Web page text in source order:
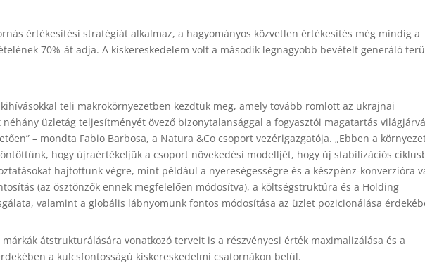
értékesítési stratégiát alkalmaz, a hagyományos közvetlen értékesítés még mindig a
70%-át adja. A kiskereskedelem volt a második legnagyobb bevételt generáló
kihívásokkal teli makrokörnyezetben kezdtük meg, amely tovább romlott az ukrajnai
üzletág teljesítményét övező bizonytalansággal a fogyasztói magatartás
– mondta Fabio Barbosa, a Natura &Co csoport vezérigazgatója. „Ebben a
hogy újraértékeljük a csoport növekedési modelljét, hogy új stabilizációs
hajtottunk végre, mint például a nyereségességre és a készpénz-konverzióra
(az ösztönzők ennek megfelelően módosítva), a költségstruktúra és a Holding
valamint a globális lábnyomunk fontos módosítása az üzlet pozicionálása
átstrukturálására vonatkozó terveit is a részvényesi érték maximalizálása és a
a kulcsfontosságú kiskereskedelmi csatornákon belül.